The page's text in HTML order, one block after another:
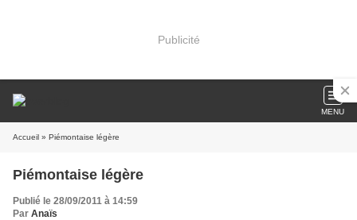
Publicité
MENU
Accueil » Piémontaise légère
Piémontaise légère
Publié le 28/09/2011 à 14:59
Par Anaïs